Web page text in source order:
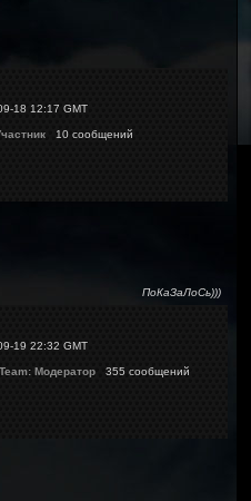
18 12:17 GMT
10 сообщений
ПоКаЗаЛоСь)))
19 22:32 GMT
Модератор 355 сообщений